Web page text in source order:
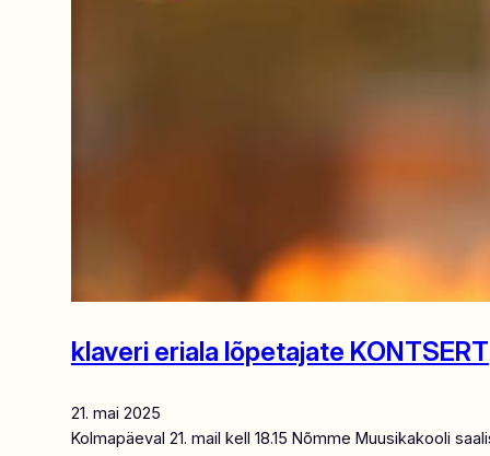
klaveri eriala lõpetajate KONTSERT
21. mai 2025
Kolmapäeval 21. mail kell 18.15 Nõmme Muusikakooli